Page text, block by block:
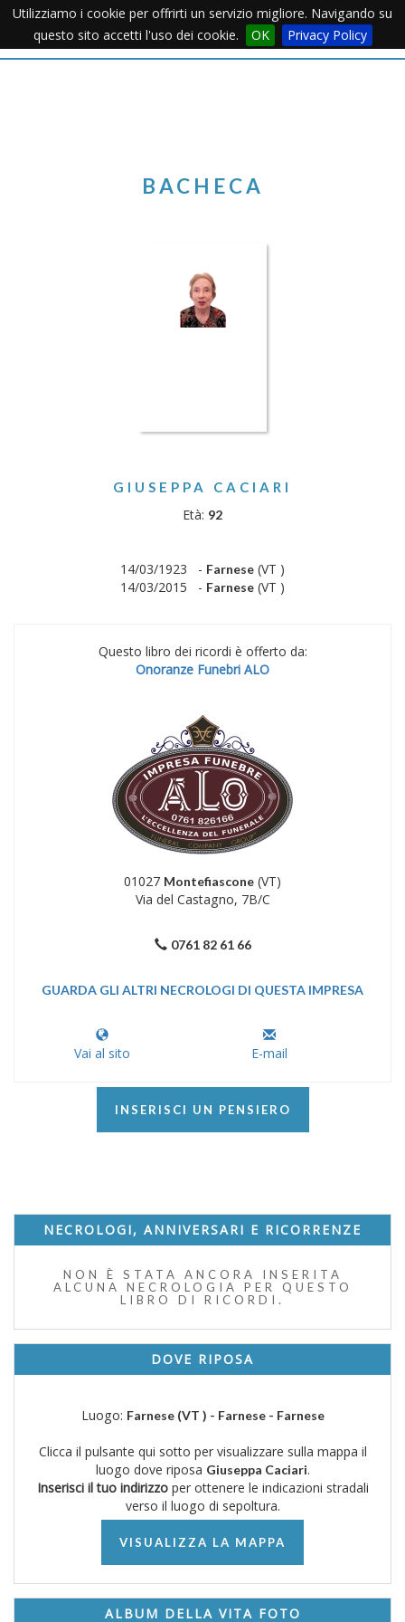
Utilizziamo i cookie per offrirti un servizio migliore. Navigando su
questo sito accetti l'uso dei cookie.
OK Privacy PolicyMenu
BACHECA
GIUSEPPA CACIARI
Età: 92
14/03/1923 - Farnese (VT )
14/03/2015 - Farnese (VT )
Questo libro dei ricordi è offerto da:
Onoranze Funebri ALO
01027 Montefiascone (VT)
Via del Castagno, 7B/C
0761 82 61 66
GUARDA GLI ALTRI NECROLOGI DI QUESTA IMPRESA
Vai al sito E-mail
INSERISCI UN PENSIERO
NECROLOGI, ANNIVERSARI E RICORRENZE
NON È STATA ANCORA INSERITA
ALCUNA NECROLOGIA PER QUESTO
LIBRO DI RICORDI.
DOVE RIPOSA
Luogo: Farnese (VT ) - Farnese - Farnese
Clicca il pulsante qui sotto per visualizzare sulla mappa il
luogo dove riposa Giuseppa Caciari.
Inserisci il tuo indirizzoper ottenere le indicazioni stradali
verso il luogo di sepoltura.
VISUALIZZA LA MAPPA
ALBUM DELLA VITA FOTO